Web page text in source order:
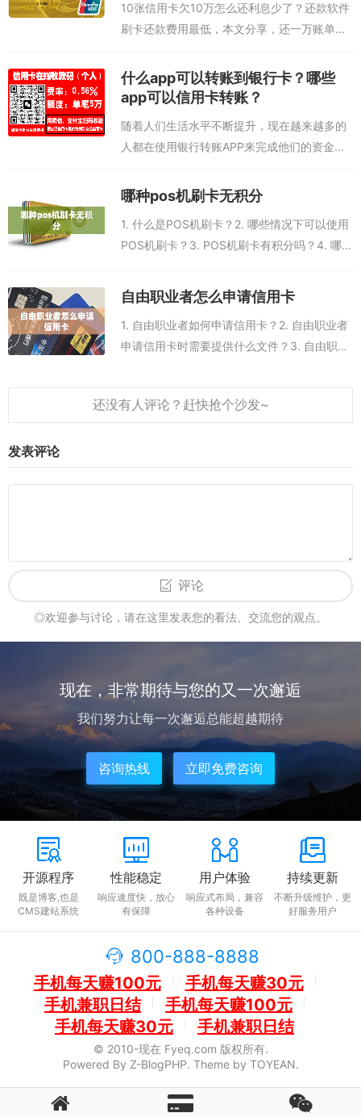
10张信用卡欠10万怎么还利息少了？还款软件
刷卡还款费用最低，本文分享，还一万账单，
手续费七八十元，十万的话只需要七八百元，
当然不管你有多少账单，都可以使用还款软件
还清账单，延期账单。10张信用卡欠2...
什么app可以转账到银行卡？哪些
app可以信用卡转账？
随着人们生活水平不断提升，现在越来越多的
人都在使用银行转账APP来完成他们的资金转
移。这些应用程序可以让用户将资金从一个银
行账户转移到另一个银行账户，以及转账到银
哪种pos机刷卡无积分
1. 什么是POS机刷卡？2. 哪些情况下可以使用
POS机刷卡？3. POS机刷卡有积分吗？4. 哪种
1. 什么是POS机刷卡？POS机刷卡是指使用
POS...
自由职业者怎么申请信用卡
1. 自由职业者如何申请信用卡？2. 自由职业者
申请信用卡时需要提供什么文件？3. 自由职业
用卡需要支付费用吗？5. 自由职业者申请信用
卡有什么好处？1....
发表评论
评论
◎欢迎参与讨论，请在这里发表您的看法、交流您的观点。
现在，非常期待与您的又一次邂逅
我们努力让每一次邂逅总能超越期待
咨询热线 立即免费咨询
开源程序
既是博客,也是
CMS建站系统
性能稳定
响应速度快，放心
有保障
用户体验
响应式布局，兼容
各种设备
持续更新
不断升级维护，更
好服务用户
800-888-8888
手机每天赚100元
手机每天赚30元
手机兼职日结
手机每天赚100元
手机每天赚30元
手机兼职日结
© 2010-现在 Fyeq.com 版权所有.
Powered By Z-BlogPHP. Theme by TOYEAN.